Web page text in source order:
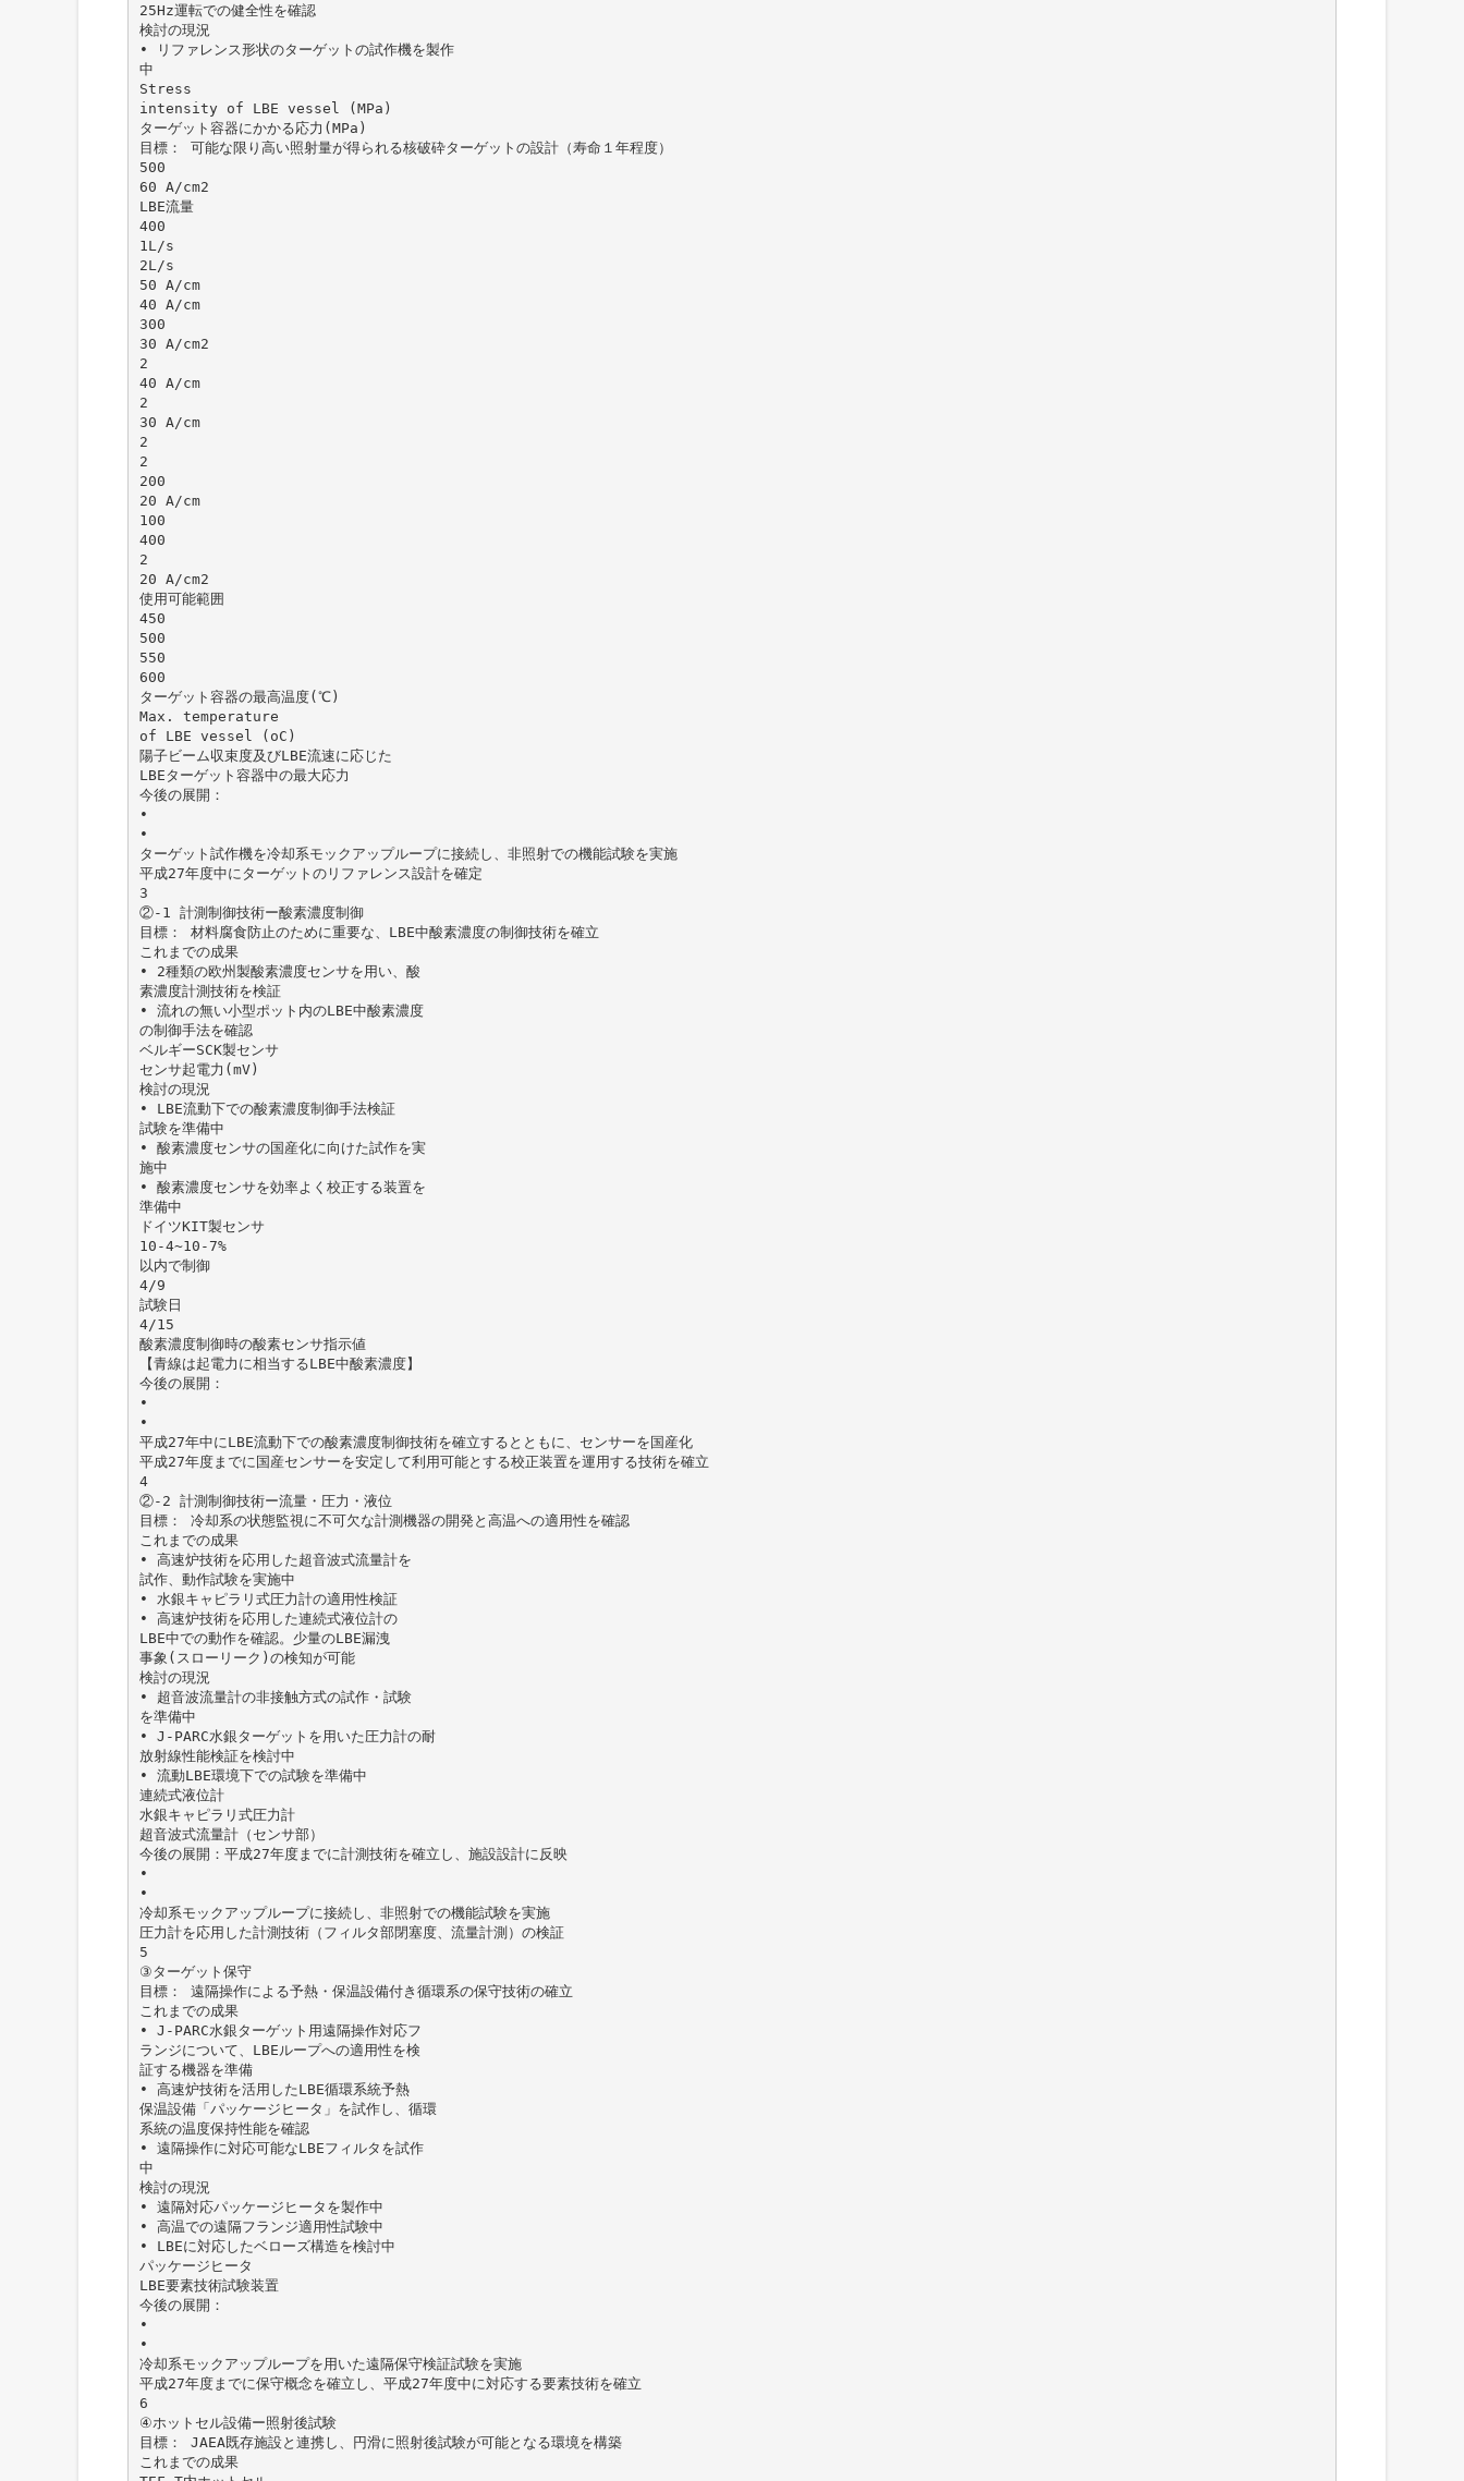
25Hz運転での健全性を確認
検討の現況
• リファレンス形状のターゲットの試作機を製作
中
Stress
intensity of LBE vessel (MPa)
ターゲット容器にかかる応力(MPa)
目標： 可能な限り高い照射量が得られる核破砕ターゲットの設計（寿命１年程度）
500
60 A/cm2
LBE流量
400
1L/s
2L/s
50 A/cm
40 A/cm
300
30 A/cm2
2
40 A/cm
2
30 A/cm
2
2
200
20 A/cm
100
400
2
20 A/cm2
使用可能範囲
450
500
550
600
ターゲット容器の最高温度(℃)
Max. temperature
of LBE vessel (oC)
陽子ビーム収束度及びLBE流速に応じた
LBEターゲット容器中の最大応力
今後の展開：
•
•
ターゲット試作機を冷却系モックアップループに接続し、非照射での機能試験を実施
平成27年度中にターゲットのリファレンス設計を確定
3
②-1 計測制御技術ー酸素濃度制御
目標： 材料腐食防止のために重要な、LBE中酸素濃度の制御技術を確立
これまでの成果
• 2種類の欧州製酸素濃度センサを用い、酸
素濃度計測技術を検証
• 流れの無い小型ポット内のLBE中酸素濃度
の制御手法を確認
ベルギーSCK製センサ
センサ起電力(mV)
検討の現況
• LBE流動下での酸素濃度制御手法検証
試験を準備中
• 酸素濃度センサの国産化に向けた試作を実
施中
• 酸素濃度センサを効率よく校正する装置を
準備中
ドイツKIT製センサ
10-4~10-7%
以内で制御
4/9
試験日
4/15
酸素濃度制御時の酸素センサ指示値
【青線は起電力に相当するLBE中酸素濃度】
今後の展開：
•
•
平成27年中にLBE流動下での酸素濃度制御技術を確立するとともに、センサーを国産化
平成27年度までに国産センサーを安定して利用可能とする校正装置を運用する技術を確立
4
②-2 計測制御技術ー流量・圧力・液位
目標： 冷却系の状態監視に不可欠な計測機器の開発と高温への適用性を確認
これまでの成果
• 高速炉技術を応用した超音波式流量計を
試作、動作試験を実施中
• 水銀キャピラリ式圧力計の適用性検証
• 高速炉技術を応用した連続式液位計の
LBE中での動作を確認。少量のLBE漏洩
事象(スローリーク)の検知が可能
検討の現況
• 超音波流量計の非接触方式の試作・試験
を準備中
• J-PARC水銀ターゲットを用いた圧力計の耐
放射線性能検証を検討中
• 流動LBE環境下での試験を準備中
連続式液位計
水銀キャピラリ式圧力計
超音波式流量計（センサ部）
今後の展開：平成27年度までに計測技術を確立し、施設設計に反映
•
•
冷却系モックアップループに接続し、非照射での機能試験を実施
圧力計を応用した計測技術（フィルタ部閉塞度、流量計測）の検証
5
③ターゲット保守
目標： 遠隔操作による予熱・保温設備付き循環系の保守技術の確立
これまでの成果
• J-PARC水銀ターゲット用遠隔操作対応フ
ランジについて、LBEループへの適用性を検
証する機器を準備
• 高速炉技術を活用したLBE循環系統予熱
保温設備「パッケージヒータ」を試作し、循環
系統の温度保持性能を確認
• 遠隔操作に対応可能なLBEフィルタを試作
中
検討の現況
• 遠隔対応パッケージヒータを製作中
• 高温での遠隔フランジ適用性試験中
• LBEに対応したベローズ構造を検討中
パッケージヒータ
LBE要素技術試験装置
今後の展開：
•
•
冷却系モックアップループを用いた遠隔保守検証試験を実施
平成27年度までに保守概念を確立し、平成27年度中に対応する要素技術を確立
6
④ホットセル設備ー照射後試験
目標： JAEA既存施設と連携し、円滑に照射後試験が可能となる環境を構築
これまでの成果